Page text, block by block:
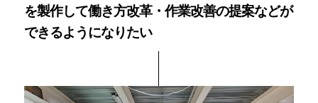
を製作して働き方改革・作業改善の提案などが
できるようになりたい